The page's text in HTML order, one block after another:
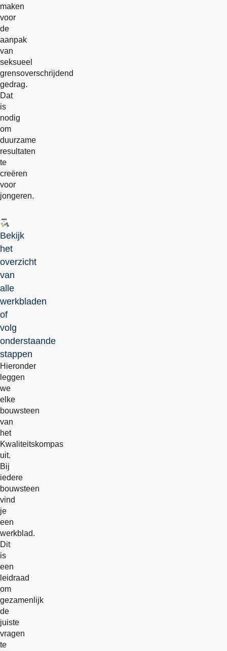
maken
voor
de
aanpak
van
seksueel
grensoverschrijdend
gedrag.
Dat
is
nodig
om
duurzame
resultaten
te
creëren
voor
jongeren.
Bekijk
het
overzicht
van
alle
werkbladen
of
volg
onderstaande
stappen
Hieronder
leggen
we
elke
bouwsteen
van
het
Kwaliteitskompas
uit.
Bij
iedere
bouwsteen
vind
je
een
werkblad.
Dit
is
een
leidraad
om
gezamenlijk
de
juiste
vragen
te